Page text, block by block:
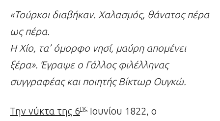
«Τούρκοι διαβήκαν. Χαλασμός, θάνατος πέρα
ως πέρα.
Η Χίο, τα’ όμορφο νησί, μαύρη απομένει
ξέρα». Έγραψε ο Γάλλος φιλέλληνας
συγγραφέας και ποιητής Βίκτωρ Ουγκώ.
Την νύκτα της 6ης Ιουνίου 1822, ο